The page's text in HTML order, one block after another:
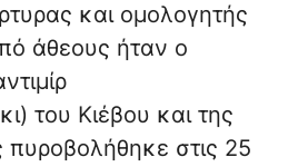
και ομολογητής
άθεους ήταν ο
του Κιέβου και της
πυροβολήθηκε στις 25